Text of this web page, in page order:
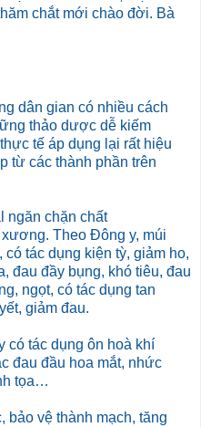
chắt mới chào đời. Bà
dân gian có nhiều cách
thảo dược dễ kiếm
tế áp dụng lại rất hiệu
từ các thành phần trên
ngăn chặn chất
Theo Đông y, múi
tác dụng kiện tỳ, giảm ho,
đau đầy bụng, khó tiêu, đau
ngọt, có tác dụng tan
giảm đau.
có tác dụng ôn hoà khí
đau đầu hoa mắt, nhức
tọa…
bảo vệ thành mạch, tăng